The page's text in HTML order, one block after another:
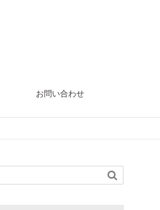
お問い合わせ
